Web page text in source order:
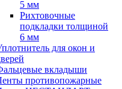
5 мм
Рихтовочные
подкладки толщиной
6 мм
для окон и
вкладыши
противопожарные